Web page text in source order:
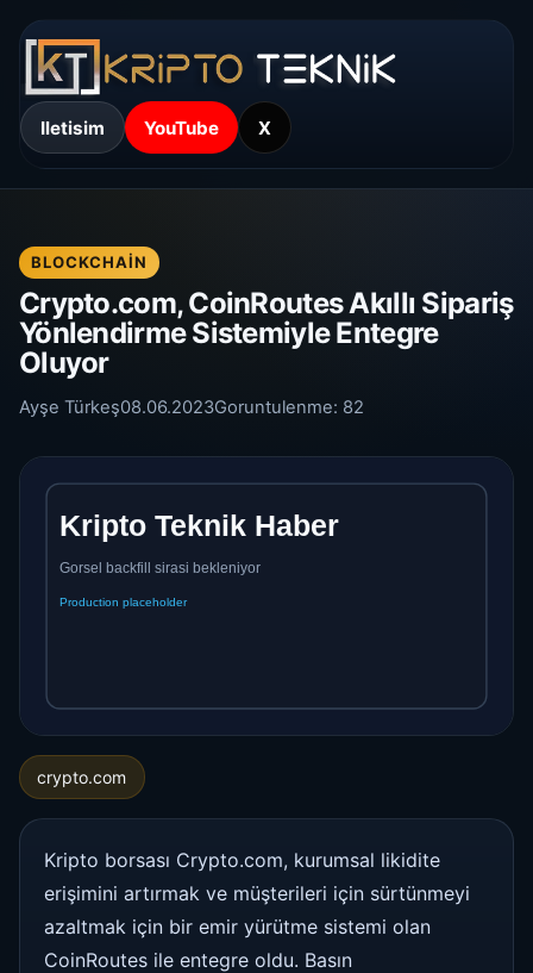
Iletisim YouTube X
BLOCKCHAIN
Crypto.com, CoinRoutes Akıllı Sipariş
Yönlendirme Sistemiyle Entegre
Oluyor
Ayşe Türkeş08.06.2023Goruntulenme: 82
crypto.com
Kripto borsası Crypto.com, kurumsal likidite
erişimini artırmak ve müşterileri için sürtünmeyi
azaltmak için bir emir yürütme sistemi olan
CoinRoutes ile entegre oldu. Basın